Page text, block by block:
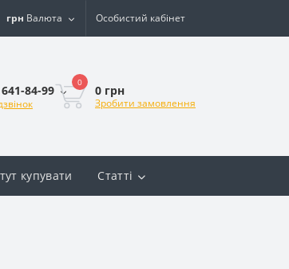
грн Валюта Особистий кабінет
84-99
0
0 грн
Зробити замовлення
купувати Статті